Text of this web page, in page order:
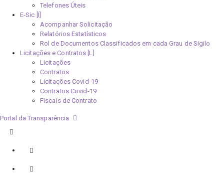
Telefones Úteis
E-Sic [I]
Acompanhar Solicitação
Relatórios Estatísticos
Rol de Documentos Classificados em cada Grau de Sigilo
Licitações e Contratos [L]
Licitações
Contratos
Licitações Covid-19
Contratos Covid-19
Fiscais de Contrato
Portal da Transparência